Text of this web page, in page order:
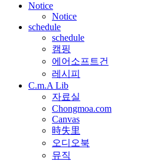
Notice
Notice
schedule
schedule
캠핑
에어소프트건
레시피
C.m.A Lib
자료실
Chongmoa.com
Canvas
時失里
오디오북
뮤직